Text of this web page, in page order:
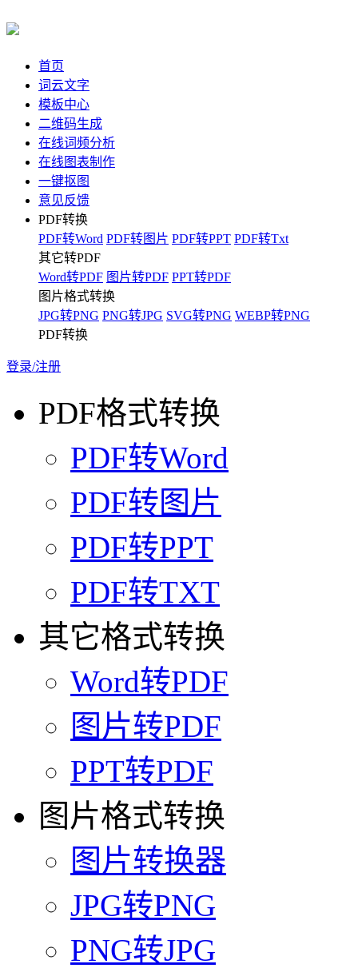
首页
词云文字
模板中心
二维码生成
在线词频分析
在线图表制作
一键抠图
意见反馈
PDF转换
PDF转Word PDF转图片 PDF转PPT PDF转Txt
其它转PDF
Word转PDF 图片转PDF PPT转PDF
图片格式转换
JPG转PNG PNG转JPG SVG转PNG WEBP转PNG
PDF转换
登录/注册
PDF格式转换
PDF转Word
PDF转图片
PDF转PPT
PDF转TXT
其它格式转换
Word转PDF
图片转PDF
PPT转PDF
图片格式转换
图片转换器
JPG转PNG
PNG转JPG